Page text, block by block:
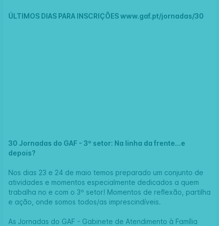
ÚLTIMOS DIAS PARA INSCRIÇÕESwww.gaf.pt/jornadas/30
30 Jornadas do GAF - 3º setor: Na linha da frente...e
depois?
Nos dias 23 e 24 de maio temos preparado um conjunto de
atividades e momentos especialmente dedicados a quem
trabalha no e com o 3º setor! Momentos de reflexão, partilha
e ação, onde somos todos/as imprescindíveis.
As Jornadas do GAF - Gabinete de Atendimento à Família